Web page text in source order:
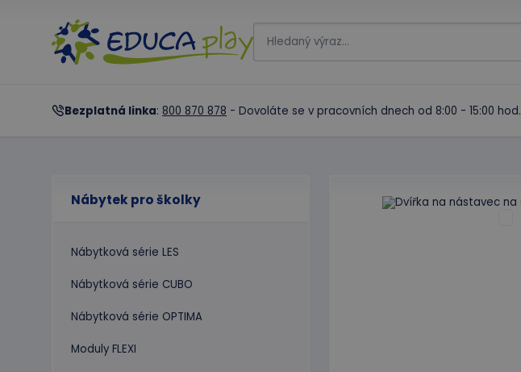
Bezplatná linka: 800 870 878 - Dovoláte se v pracovních dnech od 8:00 - 15:00 hod.
Nábytek pro školky
Nábytková série LES
Nábytková série CUBO
Nábytková série OPTIMA
Moduly FLEXI